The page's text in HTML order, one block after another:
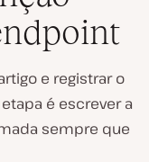
e registrar o
é escrever a
sempre que